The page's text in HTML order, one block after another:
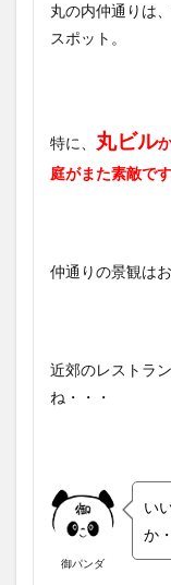
丸の内仲通りは
スポット。
特に、 丸ビル
庭がまた素敵で
仲通りの景観は
近郊のレストラ
ね・・・
御パンダ
い
か